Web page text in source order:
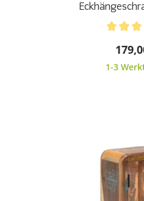
1-3